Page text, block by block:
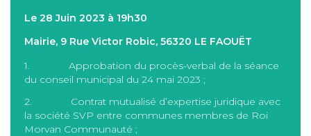
Le 28 Juin 2023 à 19h30
Mairie, 9 Rue Victor Robic, 56320 LE FAOUËT
1. Approbation du procès-verbal de la séance
du conseil municipal du 24 mai 2023 ;
2. Contrat mutualisé d’expertise juridique avec
la société SVP entre communes membres de Roi
Morvan Communauté ;